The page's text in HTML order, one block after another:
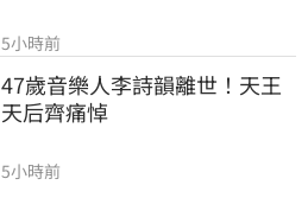
5小時前
47歲音樂人李詩韻離世！天王
天后齊痛悼
5小時前